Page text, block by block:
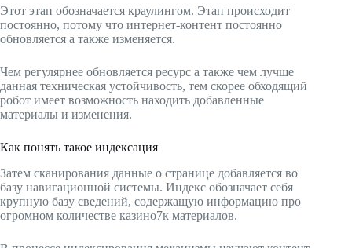
Этот этап обозначается краулингом. Этап происходит
постоянно, потому что интернет-контент постоянно
обновляется а также изменяется.
Чем регулярнее обновляется ресурс а также чем лучше
данная техническая устойчивость, тем скорее обходящий
робот имеет возможность находить добавленные
материалы и изменения.
Как понять такое индексация
Затем сканирования данные о странице добавляется во
базу навигационной системы. Индекс обозначает себя
крупную базу сведений, содержащую информацию про
огромном количестве казино7к материалов.